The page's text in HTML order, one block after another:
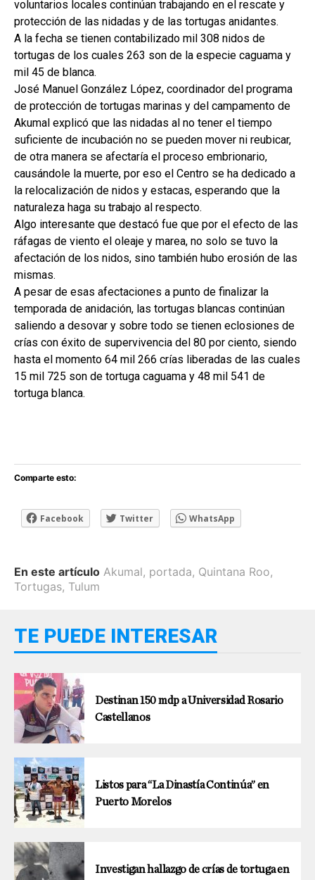
voluntarios locales continúan trabajando en el rescate y
protección de las nidadas y de las tortugas anidantes.
A la fecha se tienen contabilizado mil 308 nidos de
tortugas de los cuales 263 son de la especie caguama y
mil 45 de blanca.
José Manuel González López, coordinador del programa
de protección de tortugas marinas y del campamento de
Akumal explicó que las nidadas al no tener el tiempo
suficiente de incubación no se pueden mover ni reubicar,
de otra manera se afectaría el proceso embrionario,
causándole la muerte, por eso el Centro se ha dedicado a
la relocalización de nidos y estacas, esperando que la
naturaleza haga su trabajo al respecto.
Algo interesante que destacó fue que por el efecto de las
ráfagas de viento el oleaje y marea, no solo se tuvo la
afectación de los nidos, sino también hubo erosión de las
mismas.
A pesar de esas afectaciones a punto de finalizar la
temporada de anidación, las tortugas blancas continúan
saliendo a desovar y sobre todo se tienen eclosiones de
crías con éxito de supervivencia del 80 por ciento, siendo
hasta el momento 64 mil 266 crías liberadas de las cuales
15 mil 725 son de tortuga caguama y 48 mil 541 de
tortuga blanca.
Comparte esto:
Facebook Twitter WhatsApp
En este artículo Akumal, portada, Quintana Roo,
Tortugas, Tulum
TE PUEDE INTERESAR
Destinan 150 mdp a Universidad Rosario
Castellanos
Listos para “La Dinastía Continúa” en
Puerto Morelos
Investigan hallazgo de crías de tortuga en